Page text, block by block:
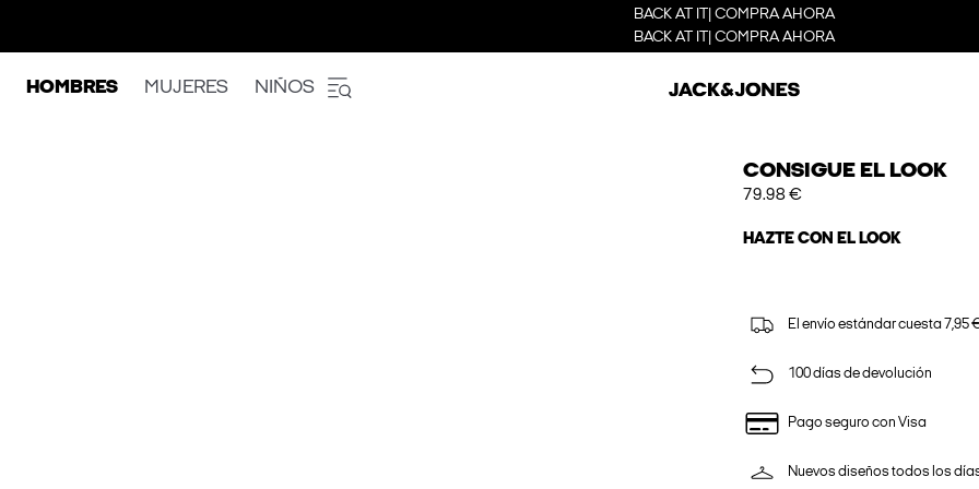
BACK AT IT| COMPRA AHORA
BACK AT IT| COMPRA AHORA
HOMBRES MUJERES NIÑOS
CONSIGUE EL LOOK
79.98 €
HAZTE CON EL LOOK
El envío estándar cuesta 7,95
100 días de devolución
Pago seguro con Visa
Nuevos diseños todos los